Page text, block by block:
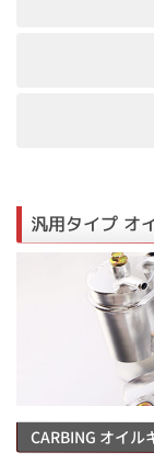
汎用タイプ オ
CARBING オイ